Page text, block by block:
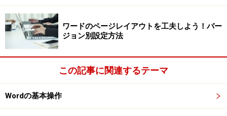
ワードのページレイアウトを工夫しよう！バー
ジョン別設定方法
この記事に関連するテーマ
Wordの基本操作